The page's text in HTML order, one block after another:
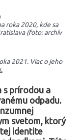
roka 2020, kde sa
(foto: archív
2021. Viac o jeho
s prírodou a
odpadu.
svetom, ktorý
identite